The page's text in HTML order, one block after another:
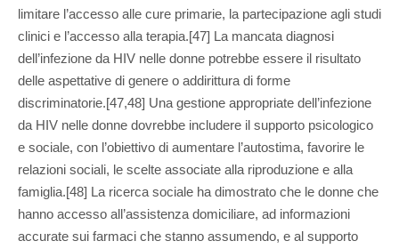
limitare l’accesso alle cure primarie, la partecipazione agli studi
clinici e l’accesso alla terapia.[47] La mancata diagnosi
dell’infezione da HIV nelle donne potrebbe essere il risultato
delle aspettative di genere o addirittura di forme
discriminatorie.[47,48] Una gestione appropriate dell’infezione
da HIV nelle donne dovrebbe includere il supporto psicologico
e sociale, con l’obiettivo di aumentare l’autostima, favorire le
relazioni sociali, le scelte associate alla riproduzione e alla
famiglia.[48] La ricerca sociale ha dimostrato che le donne che
hanno accesso all’assistenza domiciliare, ad informazioni
accurate sui farmaci che stanno assumendo, e al supporto